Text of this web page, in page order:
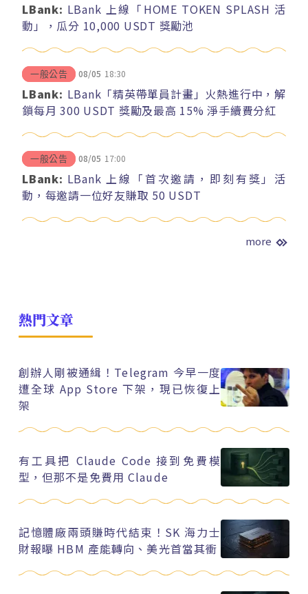
LBank: LBank 上線「HOME TOKEN SPLASH 活
動」，瓜分 10,000 USDT 獎勵池
一般公告 08/05 18:30
LBank: LBank「精英帶單員計畫」火熱進行中，解
鎖每月 300 USDT 獎勵及最高 15% 淨手續費分紅
一般公告 08/05 17:00
LBank: LBank 上線「首次邀請，即刻有獎」活
動，每邀請一位好友賺取 50 USDT
more
熱門文章
創辦人剛被通緝！Telegram 今早一度
遭全球 App Store 下架，現已恢復上
架
有工具把 Claude Code 接到免費模
型，但那不是免費用 Claude
記憶體廠兩頭賺時代結束！SK 海力士
財報曝 HBM 產能轉向、美光首當其衝